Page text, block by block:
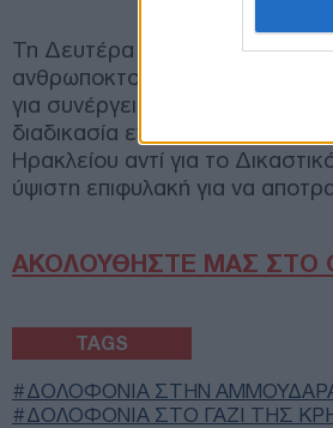
Τη Δευτέρα αναμένεται η
ανθρωποκτονία από πρόθεση,
για συνέργεια. Για λόγους
διαδικασία ενδέχεται να
Ηρακλείου αντί για το
ύψιστη επιφυλακή για να
ΑΚΟΛΟΥΘΗΣΤΕ ΜΑΣ ΣΤΟ
TAGS
ΔΟΛΟΦΟΝΙΑ ΣΤΗΝ
ΔΟΛΟΦΟΝΙΑ ΣΤΟ ΓΑΖΙ ΤΗΣ